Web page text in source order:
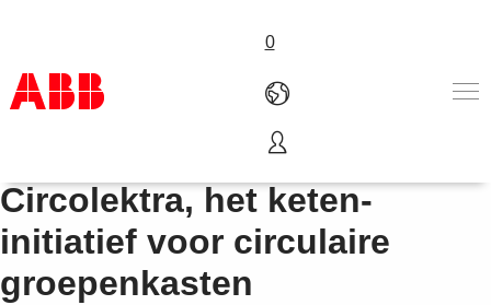
0
Products & Solutions
Industries
Services
Verkoopkanalen
ABB werkt samen met
Circolektra, het keten-
initiatief voor circulaire
groepenkasten